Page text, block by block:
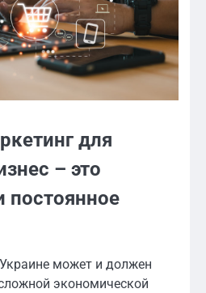
для
– это
постоянное
может и должен
экономической